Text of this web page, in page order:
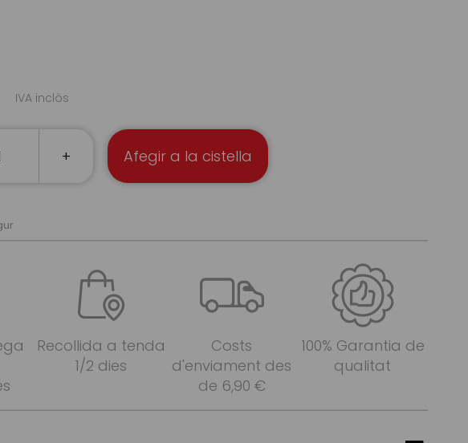
IVA inclòs
+ Afegir a la cistella
Recollida a tenda
1/2 dies
Costs
d'enviament des
de 6,90 €
100% Garantia de
qualitat